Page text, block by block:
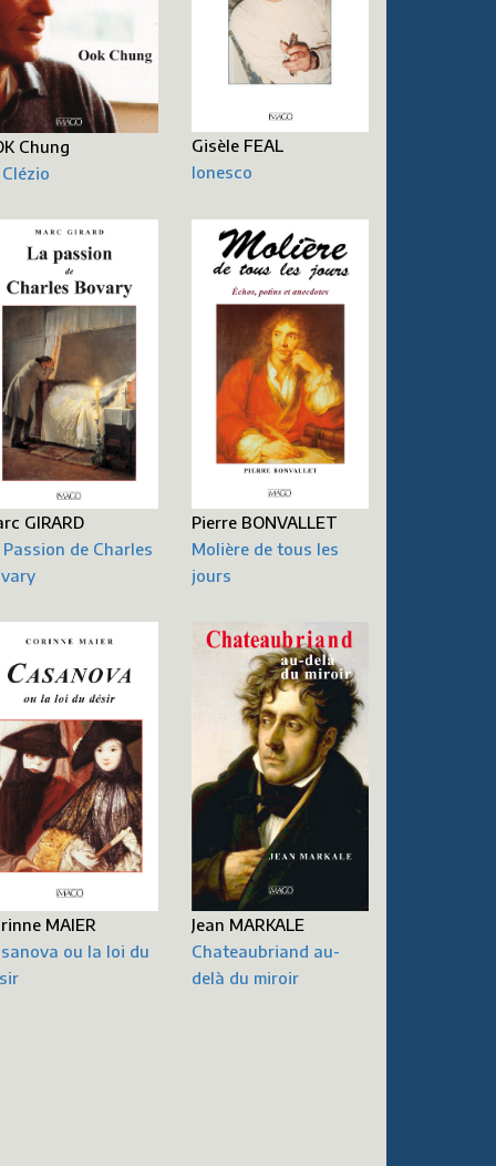
Chung
Gisèle FEAL
Ionesco
GIRARD
Passion de Charles
Pierre BONVALLET
Molière de tous les
jours
MAIER
ou la loi du
Jean MARKALE
Chateaubriand au-
delà du miroir